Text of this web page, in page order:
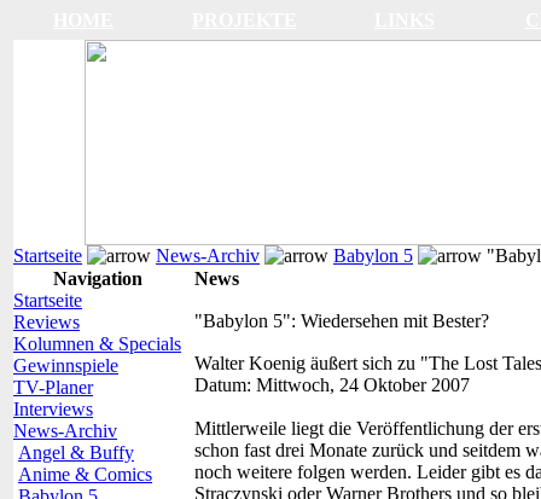
Startseite News-Archiv Babylon 5
Navigation
Startseite
Reviews
Kolumnen & Specials
Gewinnspiele
TV-Planer
Interviews
News-Archiv
Angel & Buffy
Anime & Comics
News
"Babylon 5": Wiedersehen mit Bester?
Walter Koenig äußert sich zu "The Lost
Datum: Mittwoch, 24 Oktober 2007
Mittlerweile liegt die Veröffentlichung der
schon fast drei Monate zurück und seitdem
noch weitere folgen werden. Leider gibt es
Straczynski oder Warner Brothers und so